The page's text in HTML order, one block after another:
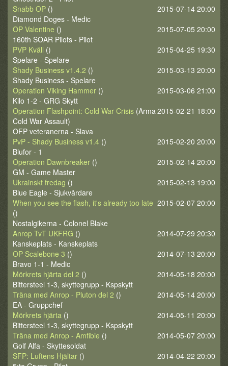
2015-07-14 20:00
Snabb OP ()
Diamond Doges - Medic
2015-07-05 20:00
OP Valentine ()
160th SOAR Pilots - Pilot
2015-04-25 19:30
PVP Kväll ()
Spelare - Spelare
2015-03-13 20:00
Shady Business v1.4.2 ()
Shady Business - Spelare
2015-03-06 21:00
Operation Viking Hammer ()
Kilo 1-2 - GRG Skytt
2015-02-21 18:00
Operation Flashpoint: Cold War Crisis (Arma
Cold War Assault)
OFP veteranerna - Slava
2015-02-20 20:00
PvP - Shady Business v1.4 ()
Blufor - 1
2015-02-14 20:00
Operation Dawnbreaker ()
GM - Game Master
2015-02-13 19:00
Ukrainskt fredag ()
Blue Eagle - Sjukvårdare
2015-02-07 20:00
When you see the flash, it's already too late
()
Nostalgikerna - Colonel Blake
2014-07-29 20:30
Anrop TvT UKFRG ()
Kanskeplats - Kanskeplats
2014-07-13 20:00
OP Scalebone 3 ()
Bravo 1-1 - Medic
2014-05-18 20:00
Mörkrets hjärta del 2 ()
Bittersteel 1-3, skyttegrupp - Kspskytt
2014-05-14 20:00
Träna med Anrop - Pluton del 2 ()
EA - Gruppchef
2014-05-11 20:00
Mörkrets hjärta ()
Bittersteel 1-3, skyttegrupp - Kspskytt
2014-05-07 20:00
Träna med Anrop - Amfibie ()
Golf Alfa - Skyttesoldat
2014-04-22 20:00
SFP: Luftens Hjältar ()